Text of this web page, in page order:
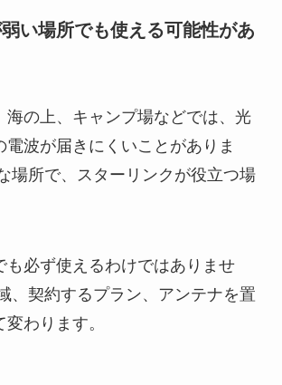
い場所でも使える可能性があ
海の上、キャンプ場などでは、光
電波が届きにくいことがありま
場所で、スターリンクが役立つ場
も必ず使えるわけではありませ
、契約するプラン、アンテナを置
わります。